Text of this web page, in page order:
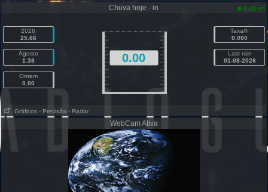
Chuva hoje - in 5:43 pm
2026
25.66
Agosto
1.38
Ontem
0.00
0.00
Taxa/h
0.000
Last rain
01-08-2026
Gráficos - Previsão - Radar
WebCam Ativa